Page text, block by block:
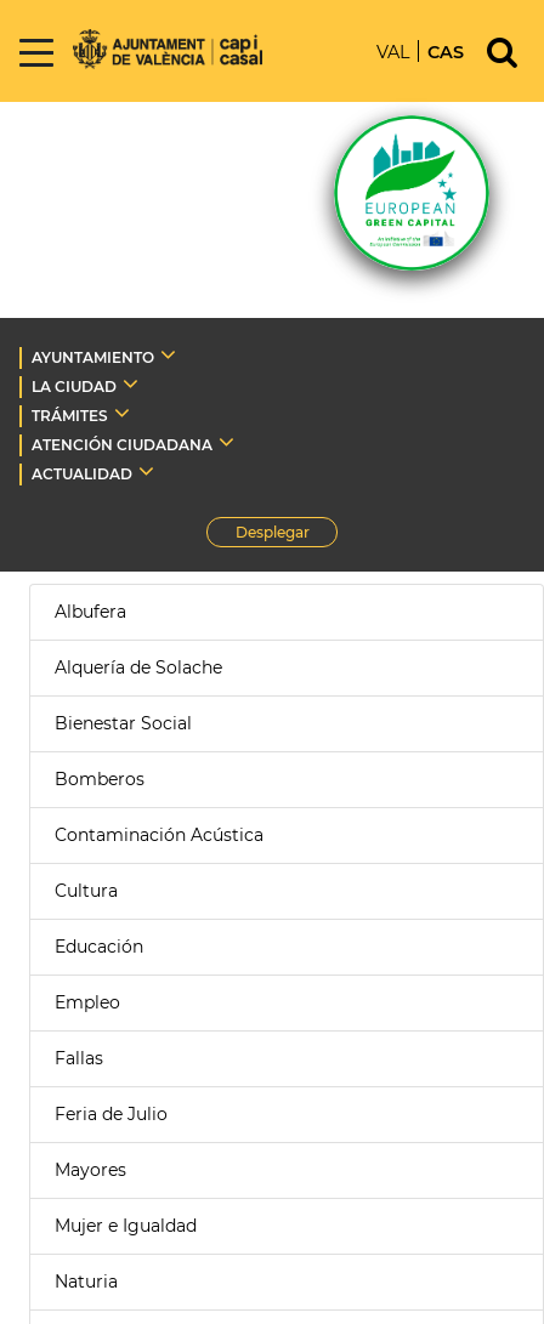
VAL CAS
AYUNTAMIENTO
LA CIUDAD
TRÁMITES
ATENCIÓN CIUDADANA
ACTUALIDAD
Desplegar
Albufera
Alquería de Solache
Bienestar Social
Bomberos
Contaminación Acústica
Cultura
Educación
Empleo
Fallas
Feria de Julio
Mayores
Mujer e Igualdad
Naturia